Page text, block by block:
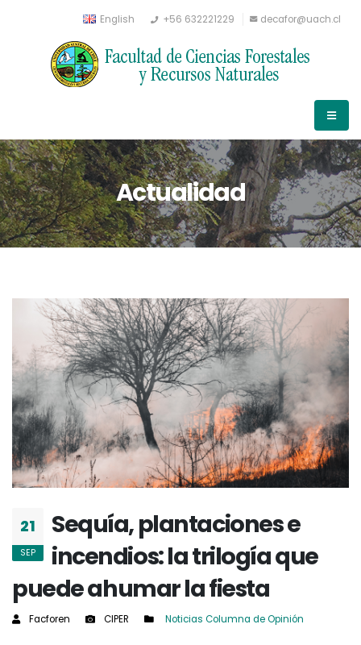
English +56 632221229 decafor@uach.cl
Actualidad
21
SEP
Sequía, plantaciones e
incendios: la trilogía que
puede ahumar la fiesta
Facforen CIPER Noticias Columna de Opinión